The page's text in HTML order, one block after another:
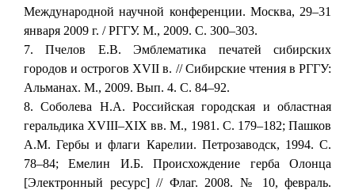
Международной научной конференции. Москва, 29–31
января 2009 г. / РГГУ. М., 2009. С. 300–303.
7. Пчелов Е.В. Эмблематика печатей сибирских
городов и острогов XVII в. // Сибирские чтения в РГГУ:
Альманах. М., 2009. Вып. 4. С. 84–92.
8. Соболева Н.А. Российская городская и областная
геральдика XVIII–XIX вв. М., 1981. С. 179–182; Пашков
А.М. Гербы и флаги Карелии. Петрозаводск, 1994. С.
78–84; Емелин И.Б. Происхождение герба Олонца
[Электронный ресурс] // Флаг. 2008. № 10, февраль.